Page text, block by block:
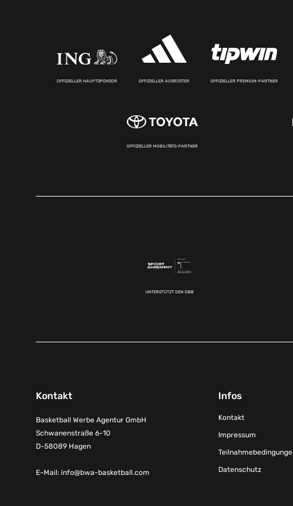
OFFIZIELLER HAUPTSPONSOR OFFIZIELLER AUSRÜSTER OFFIZIELLER PREMIUM-PARTNER
OFFIZIELLER MOBILITÄTS-PARTNER
UNTERSTÜTZT DEN DBB
Kontakt
Basketball Werbe Agentur GmbH
Schwanenstraße 6-10
D-58089 Hagen
E-Mail: info@bwa-basketball.com
Infos
Kontakt
Impressum
Datenschutz